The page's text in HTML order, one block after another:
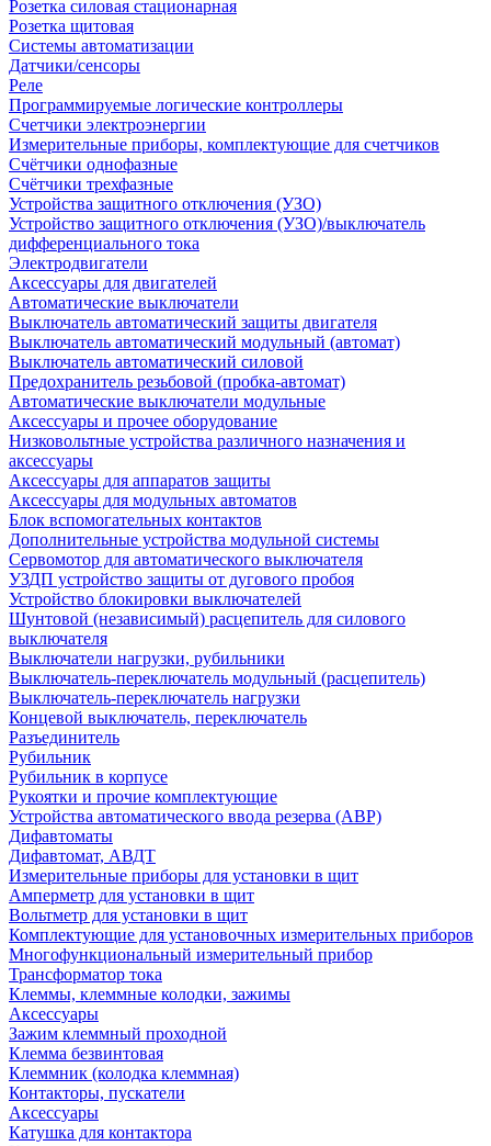
Розетка силовая стационарная
Розетка щитовая
Системы автоматизации
Датчики/сенсоры
Реле
Программируемые логические контроллеры
Счетчики электроэнергии
Измерительные приборы, комплектующие для счетчиков
Счётчики однофазные
Счётчики трехфазные
Устройства защитного отключения (УЗО)
Устройство защитного отключения (УЗО)/выключатель
дифференциального тока
Электродвигатели
Аксессуары для двигателей
Автоматические выключатели
Выключатель автоматический защиты двигателя
Выключатель автоматический модульный (автомат)
Выключатель автоматический силовой
Предохранитель резьбовой (пробка-автомат)
Автоматические выключатели модульные
Аксессуары и прочее оборудование
Низковольтные устройства различного назначения и
аксессуары
Аксессуары для аппаратов защиты
Аксессуары для модульных автоматов
Блок вспомогательных контактов
Дополнительные устройства модульной системы
Сервомотор для автоматического выключателя
УЗДП устройство защиты от дугового пробоя
Устройство блокировки выключателей
Шунтовой (независимый) расцепитель для силового
выключателя
Выключатели нагрузки, рубильники
Выключатель-переключатель модульный (расцепитель)
Выключатель-переключатель нагрузки
Концевой выключатель, переключатель
Разъединитель
Рубильник
Рубильник в корпусе
Рукоятки и прочие комплектующие
Устройства автоматического ввода резерва (АВР)
Дифавтоматы
Дифавтомат, АВДТ
Измерительные приборы для установки в щит
Амперметр для установки в щит
Вольтметр для установки в щит
Комплектующие для установочных измерительных приборов
Многофункциональный измерительный прибор
Трансформатор тока
Клеммы, клеммные колодки, зажимы
Аксессуары
Зажим клеммный проходной
Клемма безвинтовая
Клеммник (колодка клеммная)
Контакторы, пускатели
Аксессуары
Катушка для контактора